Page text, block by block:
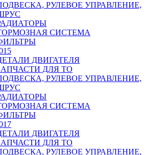
РУЛЕВОЕ УПРАВЛЕНИЕ,
СИСТЕМА
ДВИГАТЕЛЯ
ДЛЯ ТО
РУЛЕВОЕ УПРАВЛЕНИЕ,
СИСТЕМА
ДВИГАТЕЛЯ
ДЛЯ ТО
РУЛЕВОЕ УПРАВЛЕНИЕ,